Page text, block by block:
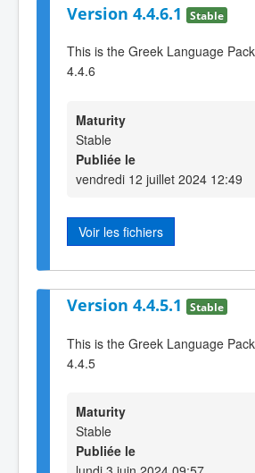
Version 4.4.6.1 Stable
This is the Greek Language
4.4.6
Maturity
Stable
Publiée le
vendredi 12 juillet 2024 12:49
Voir les fichiers
Version 4.4.5.1 Stable
This is the Greek Language
4.4.5
Maturity
Stable
Publiée le